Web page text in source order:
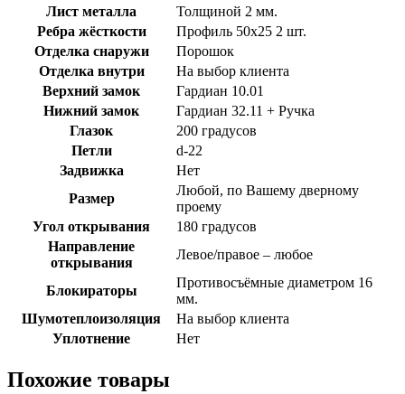
Лист металла
Толщиной 2 мм.
Ребра жёсткости
Профиль 50х25 2 шт.
Отделка снаружи
Порошок
Отделка внутри
На выбор клиента
Верхний замок
Гардиан 10.01
Нижний замок
Гардиан 32.11 + Ручка
Глазок
200 градусов
Петли
d-22
Задвижка
Нет
Размер
Любой, по Вашему дверному
проему
Угол открывания
180 градусов
Направление
открывания
Левое/правое – любое
Блокираторы
Противосъёмные диаметром 16
мм.
Шумотеплоизоляция
На выбор клиента
Уплотнение
Нет
Похожие товары